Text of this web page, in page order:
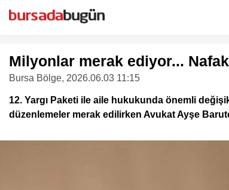
Milyonlar merak ediyor...
Bursa Bölge, 2026.06.03 11:15
12. Yargı Paketi ile aile hukukunda önemli
düzenlemeler merak edilirken Avukat Ayşe